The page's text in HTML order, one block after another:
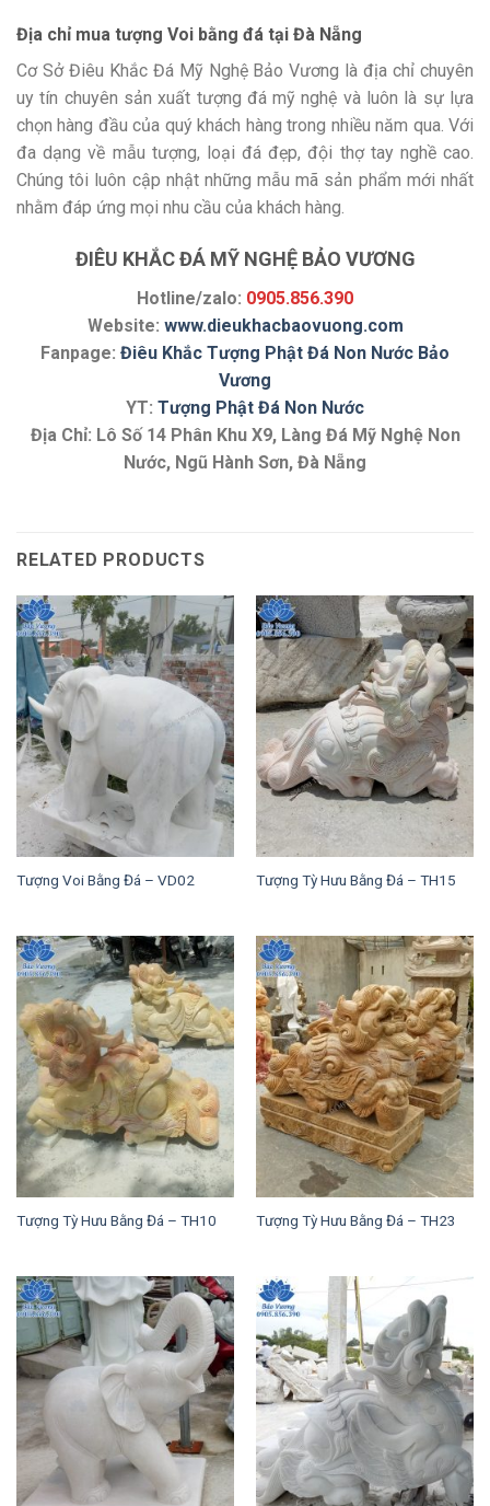
Địa chỉ mua tượng Voi bằng đá tại Đà Nẵng
Cơ Sở Điêu Khắc Đá Mỹ Nghệ Bảo Vương là địa chỉ chuyên
uy tín chuyên sản xuất tượng đá mỹ nghệ và luôn là sự lựa
chọn hàng đầu của quý khách hàng trong nhiều năm qua. Với
đa dạng về mẫu tượng, loại đá đẹp, đội thợ tay nghề cao.
Chúng tôi luôn cập nhật những mẫu mã sản phẩm mới nhất
nhằm đáp ứng mọi nhu cầu của khách hàng.
ĐIÊU KHẮC ĐÁ MỸ NGHỆ BẢO VƯƠNG
Hotline/zalo: 0905.856.390
Website: www.dieukhacbaovuong.com
Fanpage: Điêu Khắc Tượng Phật Đá Non Nước Bảo
Vương
YT: Tượng Phật Đá Non Nước
Địa Chỉ: Lô Số 14 Phân Khu X9, Làng Đá Mỹ Nghệ Non
Nước, Ngũ Hành Sơn, Đà Nẵng
RELATED PRODUCTS
Tượng Voi Bằng Đá – VD02 Tượng Tỳ Hưu Bằng Đá – TH15
Tượng Tỳ Hưu Bằng Đá – TH10 Tượng Tỳ Hưu Bằng Đá – TH23